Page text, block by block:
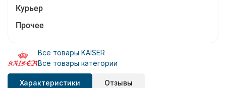
Курьер
Прочее
Все товары KAISER
Все товары категории
Характеристики Отзывы